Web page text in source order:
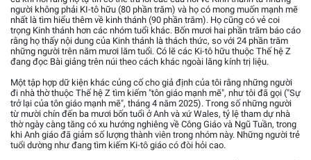
người không phải KI-tô hữu (80 phần trăm) và họ có mong muốn mạnh mẽ
nhất là tìm hiểu thêm về kinh thánh (90 phần trăm). Họ cũng có vẻ coi
trọng Kinh thánh hơn các nhóm tuổi khác. Bốn mươi hai phần trăm báo cáo
rằng họ thấy nội dung của Kinh thánh là thách thức, so với 24 phần trăm
những người trên năm mươi lăm tuổi. Có lẽ các Ki-tô hữu thuộc Thế hệ Z
đang đọc Bài giảng trên núi theo cách khác ngoài lăng kính trị liệu.
Một tập hợp dữ kiện khác củng cố cho giả định của tôi rằng những người
đi nhà thờ thuộc Thế hệ Z tìm kiếm "tôn giáo mạnh mẽ", như tôi đã gọi ("Sự
trở lại của tôn giáo mạnh mẽ", tháng 4 năm 2025). Trong số những người
từ mười chín đến ba mươi bốn tuổi ở Anh và xứ Wales, tỷ lệ tham dự nhà
thờ ngày càng tăng có xu hướng nghiêng về Công Giáo và Ngũ Tuần, trong
khi Anh giáo đã giảm số lượng thành viên trong nhóm này. Những người trẻ
tuổi dường như đang tìm kiếm Ki-tô giáo có đòi hỏi cao.